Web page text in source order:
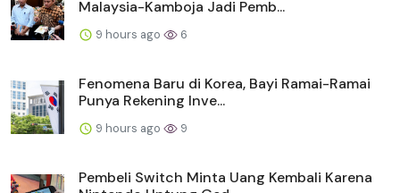
Malaysia-Kamboja Jadi Pemb...
9 hours ago 6
Fenomena Baru di Korea, Bayi Ramai-Ramai
Punya Rekening Inve...
9 hours ago 9
Pembeli Switch Minta Uang Kembali Karena